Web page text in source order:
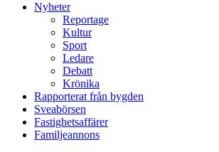
Nyheter
Reportage
Kultur
Sport
Ledare
Debatt
Krönika
Rapporterat från bygden
Sveabörsen
Fastighetsaffärer
Familjeannons